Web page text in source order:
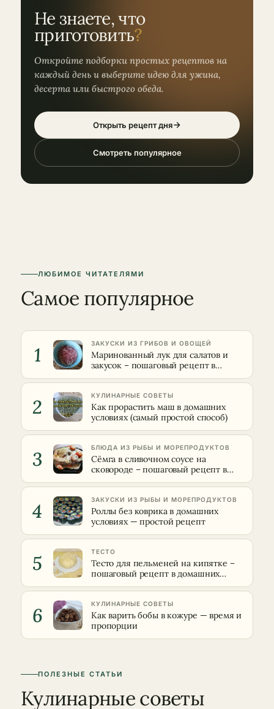
Не знаете, что
приготовить?
Откройте подборки простых рецептов на
каждый день и выберите идею для ужина,
десерта или быстрого обеда.
Открыть рецепт дня
Смотреть популярное
ЛЮБИМОЕ ЧИТАТЕЛЯМИ
Самое популярное
1 ЗАКУСКИ ИЗ ГРИБОВ И ОВОЩЕЙ
Маринованный лук для салатов и
закусок – пошаговый рецепт в
домашних условиях
2 КУЛИНАРНЫЕ СОВЕТЫ
Как прорастить маш в домашних
условиях (самый простой способ)
3 БЛЮДА ИЗ РЫБЫ И МОРЕПРОДУКТОВ
Сёмга в сливочном соусе на
сковороде – пошаговый рецепт в
домашних условиях
4 ЗАКУСКИ ИЗ РЫБЫ И МОРЕПРОДУКТОВ
Роллы без коврика в домашних
условиях — простой рецепт
5 ТЕСТО
Тесто для пельменей на кипятке –
пошаговый рецепт в домашних
условиях
6 КУЛИНАРНЫЕ СОВЕТЫ
Как варить бобы в кожуре — время и
пропорции
ПОЛЕЗНЫЕ СТАТЬИ
Кулинарные советы